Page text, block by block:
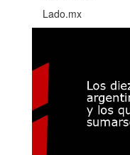
Lado.mx